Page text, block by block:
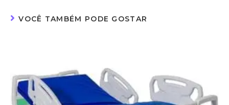
VOCÊ TAMBÉM PODE GOSTAR